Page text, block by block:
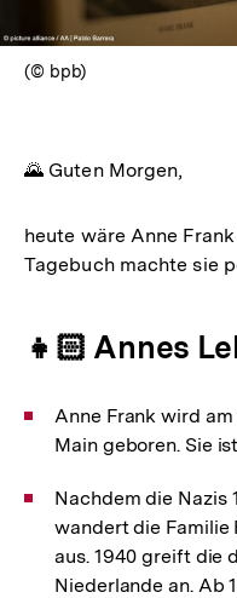
(© bpb)
🌄 Guten Morgen,
heute wäre Anne
Tagebuch machte sie
👧🏻 Annes
Anne Frank wird
Main geboren. Sie
Nachdem die Nazis
wandert die Familie
aus. 1940 greift die
Niederlande an. Ab